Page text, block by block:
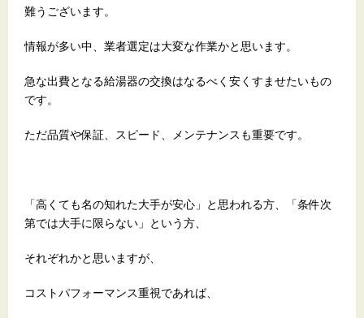
難うございます。
情報が多い中、業者選定は大変な作業かと思います。
急な出費となる給湯器の交換はなるべく安くすませたいもの
です。
ただ品質や保証、スピード、メンテナンスも重要です。
「高くても名の知れた大手が安心」と思われる方、「条件次
第では大手に限らない」という方、
それぞれかと思いますが、
コストパフォーマンス重視であれば、